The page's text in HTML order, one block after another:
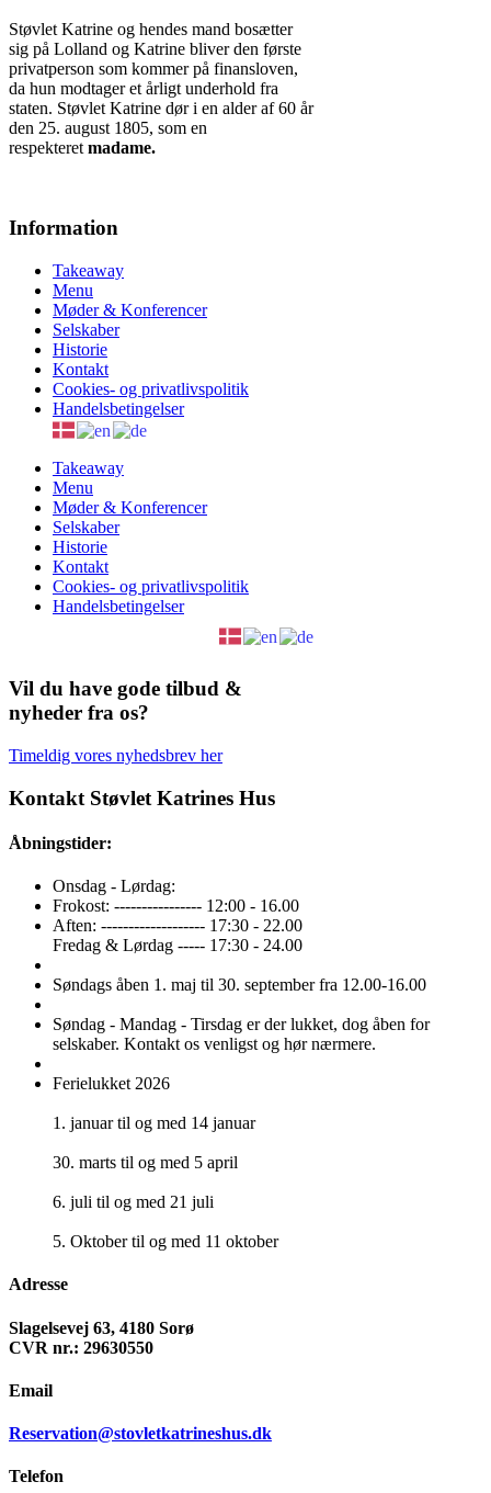
Støvlet Katrine og hendes mand bosætter
sig på Lolland og Katrine bliver den første
privatperson som kommer på finansloven,
da hun modtager et årligt underhold fra
staten. Støvlet Katrine dør i en alder af 60 år
den 25. august 1805, som en
respekteret madame.
Information
Takeaway
Menu
Møder & Konferencer
Selskaber
Historie
Kontakt
Cookies- og privatlivspolitik
Handelsbetingelser
Takeaway
Menu
Møder & Konferencer
Selskaber
Historie
Kontakt
Cookies- og privatlivspolitik
Handelsbetingelser
Vil du have gode tilbud &
nyheder fra os?
Timeldig vores nyhedsbrev her
Kontakt Støvlet Katrines Hus
Åbningstider:
Onsdag - Lørdag:
Frokost: ---------------- 12:00 - 16.00
Aften: ------------------- 17:30 - 22.00
Fredag & Lørdag ----- 17:30 - 24.00
Søndags åben 1. maj til 30. september fra 12.00-16.00
Søndag - Mandag - Tirsdag er der lukket, dog åben for
selskaber. Kontakt os venligst og hør nærmere.
Ferielukket 2026
1. januar til og med 14 januar
30. marts til og med 5 april
6. juli til og med 21 juli
5. Oktober til og med 11 oktober
Adresse
Slagelsevej 63, 4180 Sorø
CVR nr.: 29630550
Email
Reservation@stovletkatrineshus.dk
Telefon